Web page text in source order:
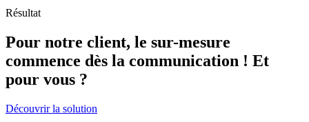
Résultat
Pour notre client, le sur-mesure
commence dès la communication ! Et
pour vous ?
Découvrir la solution